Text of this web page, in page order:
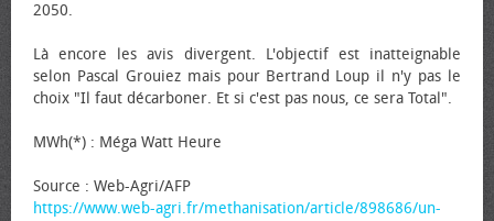
2050.
Là encore les avis divergent. L'objectif est inatteignable
selon Pascal Grouiez mais pour Bertrand Loup il n'y pas le
choix "Il faut décarboner. Et si c'est pas nous, ce sera Total".
MWh(*) : Méga Watt Heure
Source : Web-Agri/AFP
https://www.web-agri.fr/methanisation/article/898686/un-